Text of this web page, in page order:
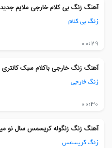
آهنگ زنگ بی کلام خارجی ملایم جدید
زنگ بی کلام
00:29
آهنگ زنگ خارجی باکلام سبک
زنگ خارجی
00:30
آهنگ زنگ زنگوله کریسمس سال نو
زنگ کریسمس